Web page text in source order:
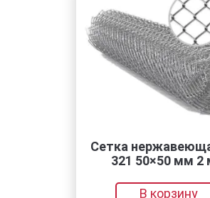
zmip.ru
Сетка нержавеющая AISI
321 50×50 мм 2 мм